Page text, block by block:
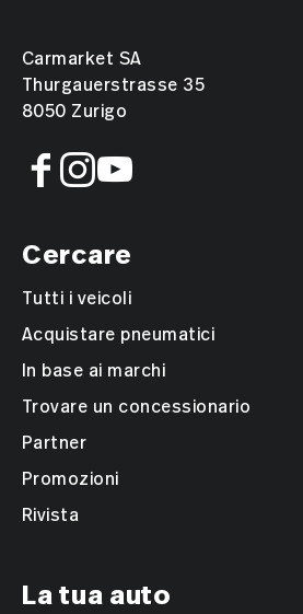
Carmarket SA
Thurgauerstrasse 35
8050 Zurigo
Cercare
Tutti i veicoli
Acquistare pneumatici
In base ai marchi
Trovare un concessionario
Partner
Promozioni
Rivista
La tua auto